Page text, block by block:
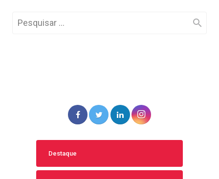
Destaque